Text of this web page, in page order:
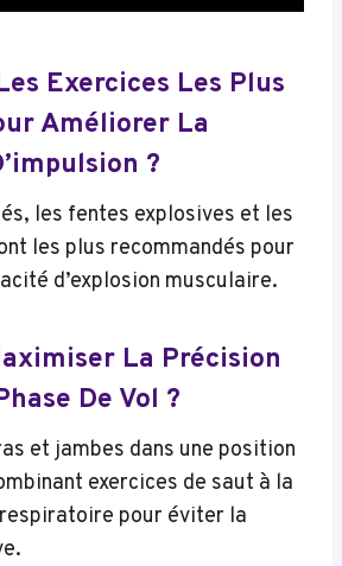
Exercices Les Plus
Améliorer La
?
les fentes explosives et les
les plus recommandés pour
d’explosion musculaire.
La Précision
De Vol ?
et jambes dans une position
exercices de saut à la
pour éviter la